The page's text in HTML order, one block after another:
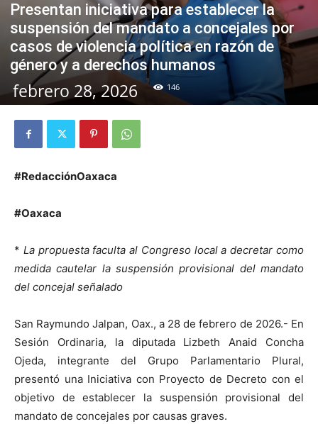
Presentan iniciativa para establecer la
suspensión del mandato a concejales por
casos de violencia política en razón de
género y a derechos humanos
febrero 28, 2026 146
#RedacciónOaxaca
#Oaxaca
* La propuesta faculta al Congreso local a decretar como
medida cautelar la suspensión provisional del mandato
del concejal señalado
San Raymundo Jalpan, Oax., a 28 de febrero de 2026.- En
Sesión Ordinaria, la diputada Lizbeth Anaid Concha
Ojeda, integrante del Grupo Parlamentario Plural,
presentó una Iniciativa con Proyecto de Decreto con el
objetivo de establecer la suspensión provisional del
mandato de concejales por causas graves.